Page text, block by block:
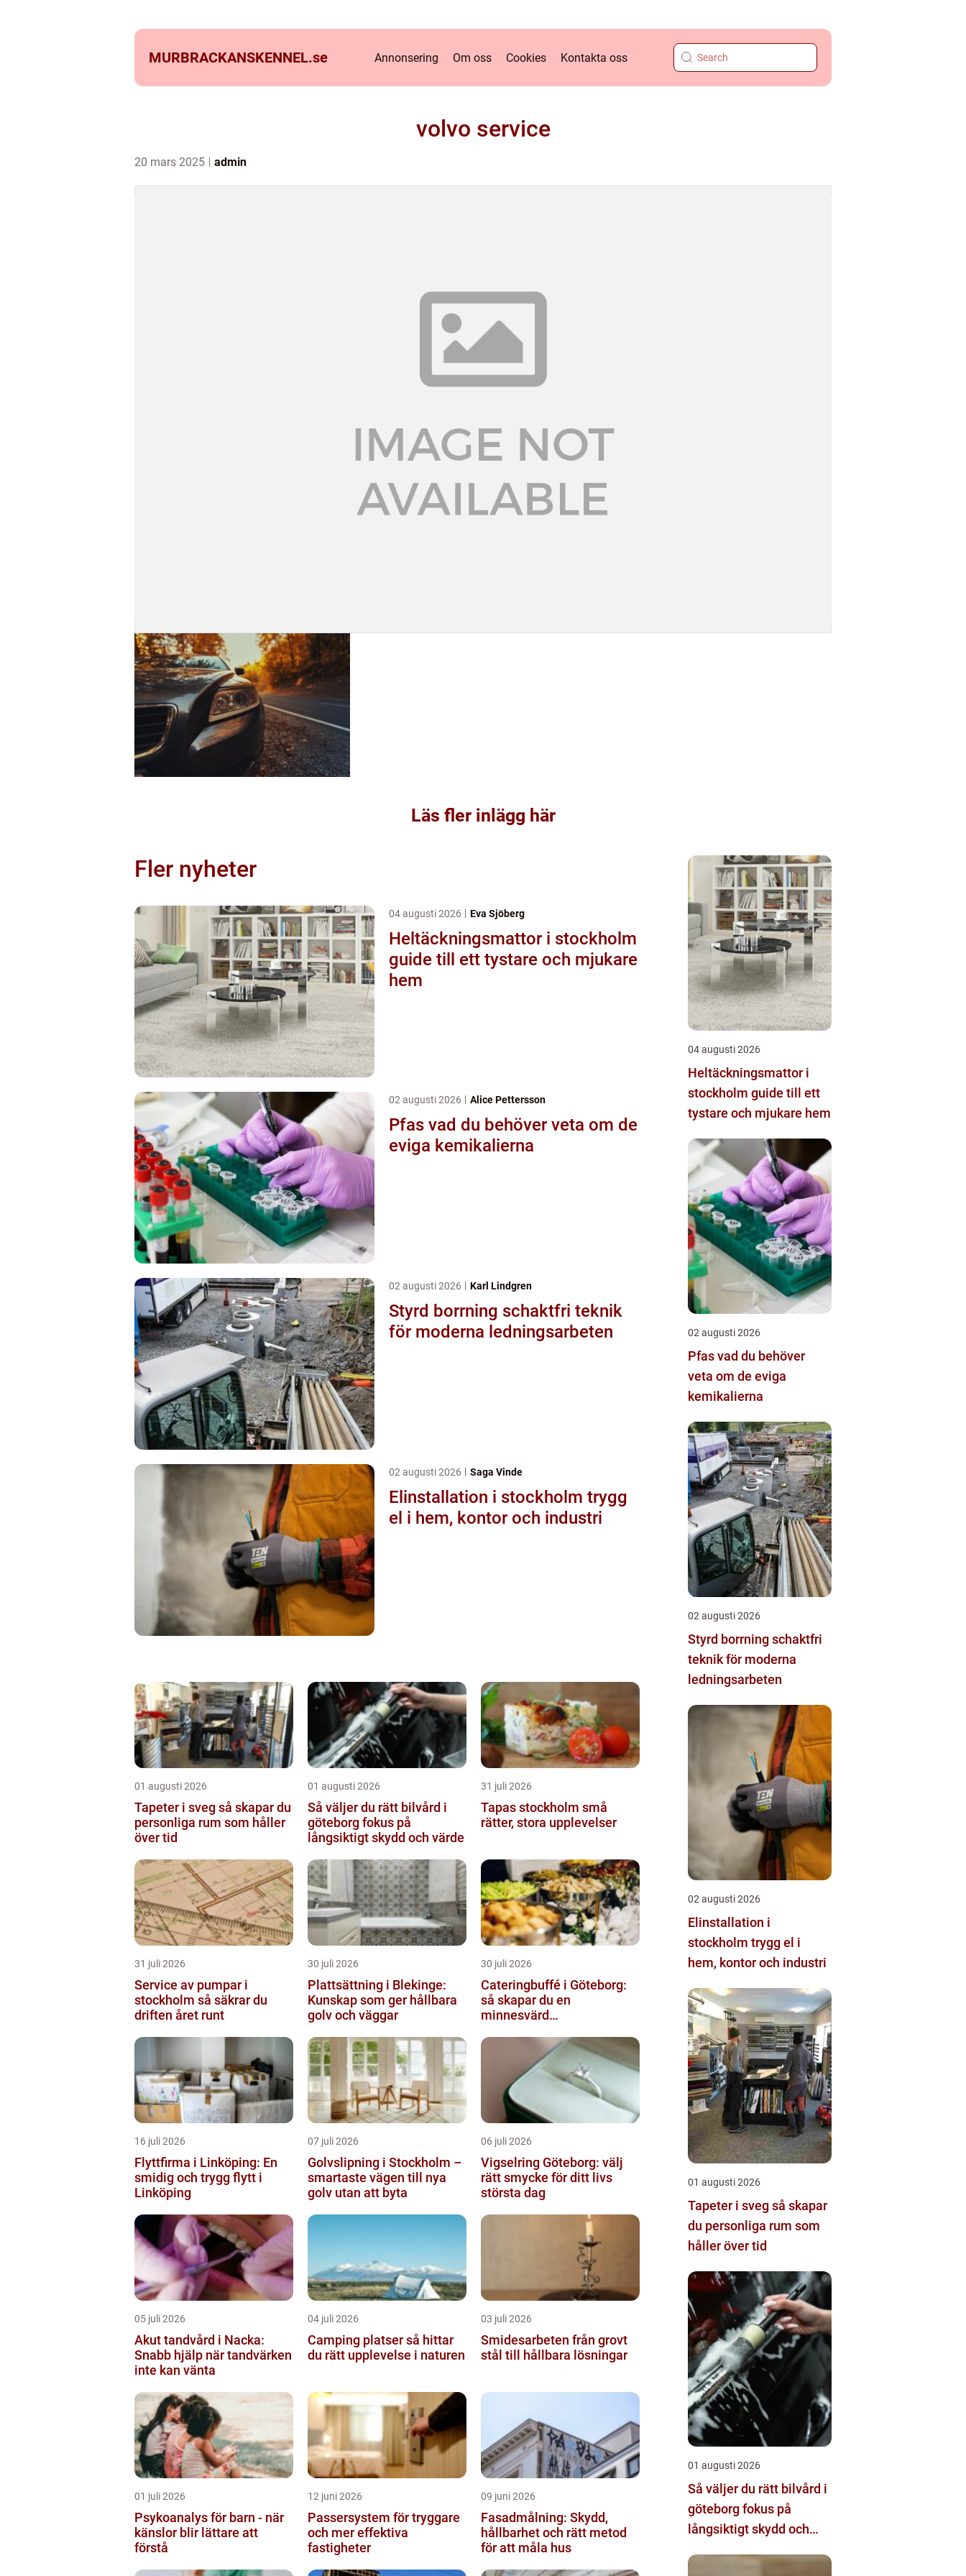
MURBRACKANSKENNEL.se Annonsering Om oss Cookies Kontakta oss
volvo service
20 mars 2025 admin
Läs fler inlägg här
Fler nyheter
04 augusti 2026 Eva Sjöberg
Heltäckningsmattor i stockholm
guide till ett tystare och mjukare
hem
02 augusti 2026 Alice Pettersson
Pfas vad du behöver veta om de
eviga kemikalierna
02 augusti 2026 Karl Lindgren
Styrd borrning schaktfri teknik
för moderna ledningsarbeten
02 augusti 2026 Saga Vinde
Elinstallation i stockholm trygg
el i hem, kontor och industri
01 augusti 2026
Tapeter i sveg så skapar du
personliga rum som håller
över tid
01 augusti 2026
Så väljer du rätt bilvård i
göteborg fokus på
långsiktigt skydd och värde
31 juli 2026
Tapas stockholm små
rätter, stora upplevelser
31 juli 2026
Service av pumpar i
stockholm så säkrar du
driften året runt
30 juli 2026
Plattsättning i Blekinge:
Kunskap som ger hållbara
golv och väggar
30 juli 2026
Cateringbuffé i Göteborg:
så skapar du en
minnesvärd
16 juli 2026
Flyttfirma i Linköping: En
smidig och trygg flytt i
Linköping
07 juli 2026
Golvslipning i Stockholm –
smartaste vägen till nya
golv utan att byta
06 juli 2026
Vigselring Göteborg: välj
rätt smycke för ditt livs
största dag
05 juli 2026
Akut tandvård i Nacka:
Snabb hjälp när tandvärken
inte kan vänta
04 juli 2026
Camping platser så hittar
du rätt upplevelse i naturen
03 juli 2026
Smidesarbeten från grovt
stål till hållbara lösningar
01 juli 2026
Psykoanalys för barn - när
känslor blir lättare att
förstå
12 juni 2026
Passersystem för tryggare
och mer effektiva
fastigheter
09 juni 2026
Fasadmålning: Skydd,
hållbarhet och rätt metod
för att måla hus
04 augusti 2026
Heltäckningsmattor i
stockholm guide till ett
tystare och mjukare hem
02 augusti 2026
Pfas vad du behöver
veta om de eviga
kemikalierna
02 augusti 2026
Styrd borrning schaktfri
teknik för moderna
ledningsarbeten
02 augusti 2026
Elinstallation i
stockholm trygg el i
hem, kontor och industri
01 augusti 2026
Tapeter i sveg så skapar
du personliga rum som
håller över tid
01 augusti 2026
Så väljer du rätt bilvård i
göteborg fokus på
långsiktigt skydd och